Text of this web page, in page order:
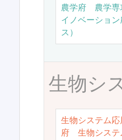
農学府 農学専
イノベーショ
ス）
生物シ
生物システム応
府 生物システ